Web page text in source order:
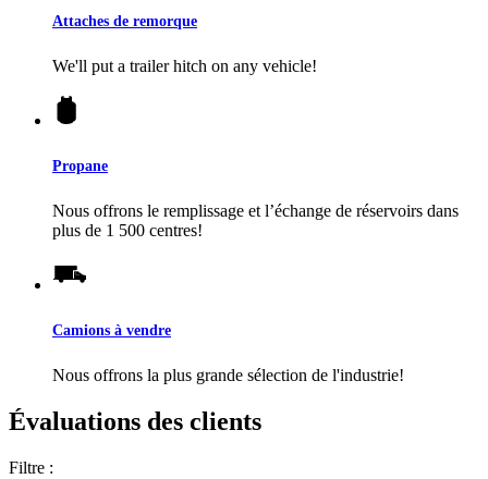
Attaches de remorque
We'll put a trailer hitch on any vehicle!
Propane
Nous offrons le remplissage et l’échange de réservoirs dans
plus de 1 500 centres!
Camions à vendre
Nous offrons la plus grande sélection de l'industrie!
Évaluations des clients
Filtre :